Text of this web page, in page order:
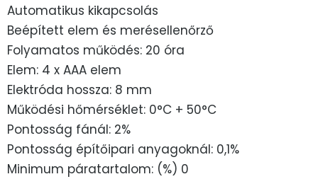
Automatikus kikapcsolás
Beépített elem és merésellenőrző
Folyamatos működés: 20 óra
Elem: 4 x AAA elem
Elektróda hossza: 8 mm
Működési hőmérséklet: 0°C + 50°C
Pontosság fánál: 2%
Pontosság építőipari anyagoknál: 0,1%
Minimum páratartalom: (%) 0